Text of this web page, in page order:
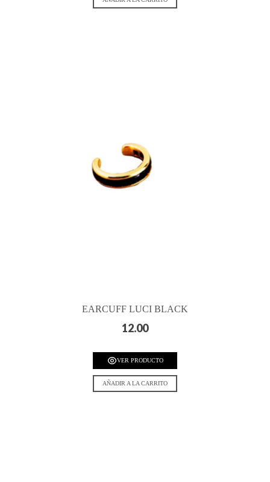
EARCUFF LUCI BLACK
12.00
VER PRODUCTO
AÑADIR A LA CARRITO